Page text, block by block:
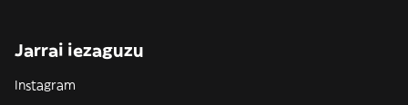
Jarrai iezaguzu
Instagram